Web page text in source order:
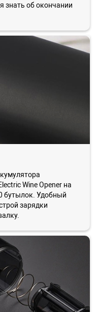
знать об окончании
Wine Opener на
бутылок. Удобный
зарядки